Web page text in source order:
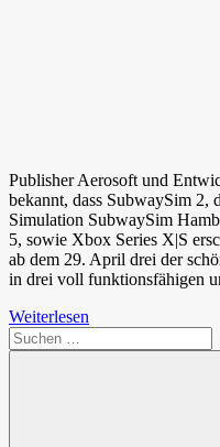
Publisher Aerosoft und
bekannt, dass SubwaySim 2,
Simulation SubwaySim
5, sowie Xbox Series X|S
ab dem 29. April drei der
in drei voll funktionsfähigen
Weiterlesen
Suchen
nach: